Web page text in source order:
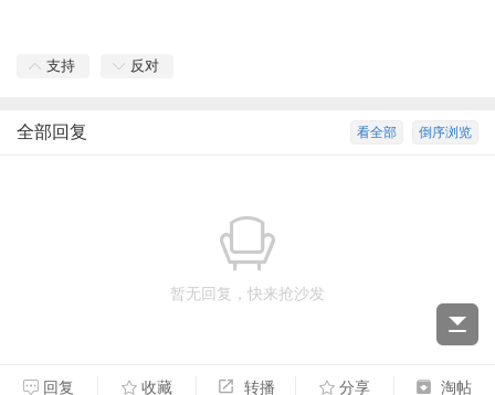
支持 反对
倒序浏览
看全部
全部回复
暂无回复，快来抢沙发
回复 收藏 转播 分享 淘帖